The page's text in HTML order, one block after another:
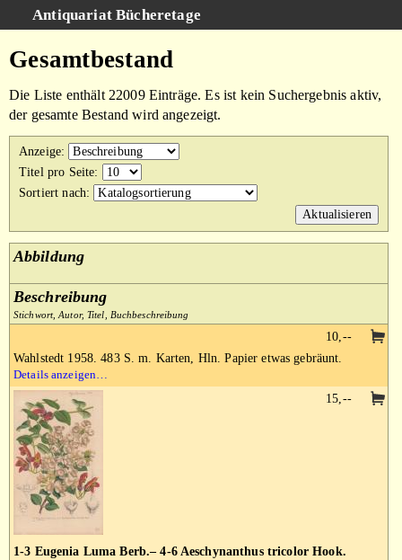
Antiquariat Bücheretage
Gesamtbestand
Warenkorb
AGB
Gesamtbestand
Die Liste enthält 22009 Einträge. Es ist kein Suchergebnis aktiv,
der gesamte Bestand wird angezeigt.
Anzeige:
Titel pro Seite:
Sortiert nach:
Abbildung
Beschreibung
Stichwort, Autor, Titel, Buchbeschreibung
Wahlstedt 1958. 483 S. m. Karten, Hln. Papier etwas gebräunt.
Details anzeigen…
10,--
1-3 Eugenia Luma Berb.– 4-6 Aeschynanthus tricolor Hook.
15,--